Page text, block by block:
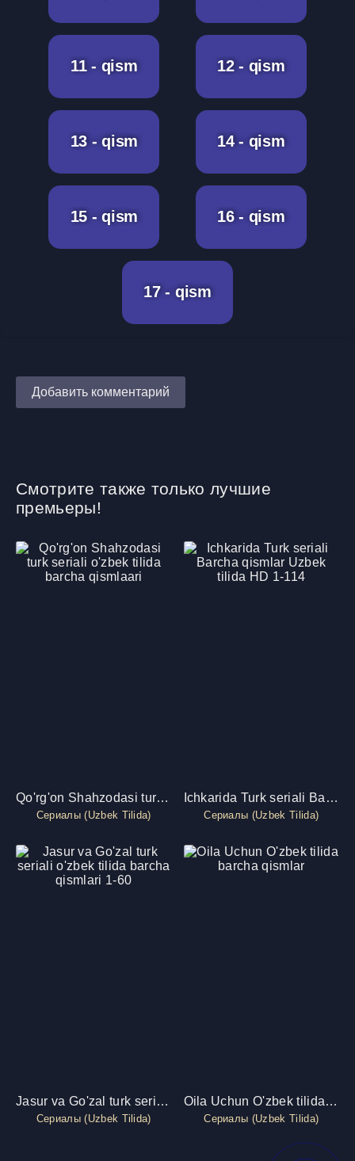
11 - qism 12 - qism
13 - qism 14 - qism
15 - qism 16 - qism
17 - qism
Добавить комментарий
Смотрите также только лучшие
премьеры!
Qo'rg'on Shahzodasi turk seriali o'zbek tilida barcha qismlaari
Сериалы (Uzbek Tilida)
Ichkarida Turk seriali Barcha qismlar Uzbek tilida HD 1-114
Сериалы (Uzbek Tilida)
Jasur va Go'zal turk seriali o'zbek tilida barcha qismlari 1-60
Сериалы (Uzbek Tilida)
Oila Uchun O'zbek tilida barcha qismlar
Сериалы (Uzbek Tilida)